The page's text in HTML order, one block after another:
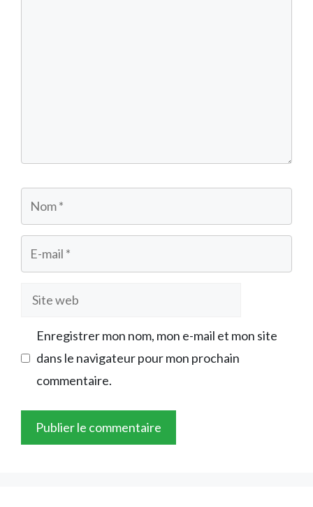
Nom
E-
mail
Site
Enregistrer mon nom, mon e-mail et mon site
dans le navigateur pour mon prochain
commentaire.